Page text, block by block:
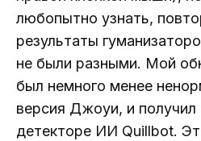
любопытно узнать,
результаты
не были разными. Мой
был немного менее
версия Джоуи, и
детекторе ИИ Quillbot.